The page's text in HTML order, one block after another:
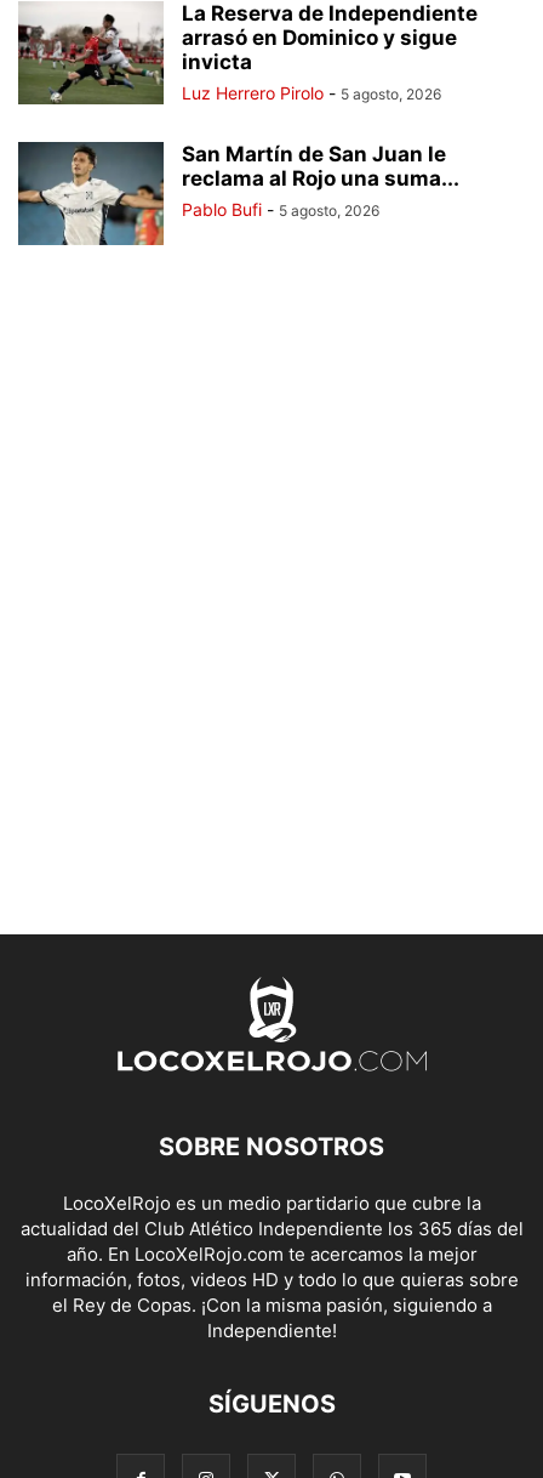
La Reserva de Independiente
arrasó en Dominico y sigue
invicta
Luz Herrero Pirolo - 5 agosto, 2026
San Martín de San Juan le
reclama al Rojo una suma...
Pablo Bufi - 5 agosto, 2026
SOBRE NOSOTROS
LocoXelRojo es un medio partidario que cubre la
actualidad del Club Atlético Independiente los 365 días del
año. En LocoXelRojo.com te acercamos la mejor
información, fotos, videos HD y todo lo que quieras sobre
el Rey de Copas. ¡Con la misma pasión, siguiendo a
Independiente!
SÍGUENOS